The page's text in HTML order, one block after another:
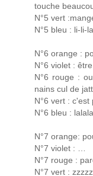
touche
N°5 vert
N°5 bleu : li-li-
N°6 orange :
N°6 violet :
N°6 rouge :
nains cul de
N°6 vert :
N°6 bleu : lalala
N°7 orange:
N°7 violet : …
N°7 rouge :
N°7 vert : zzzzz